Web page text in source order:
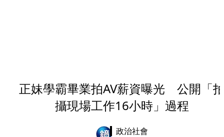
正妹學霸畢業拍AV薪資曝光 公開「
攝現場工作16小時」過程
政治社會